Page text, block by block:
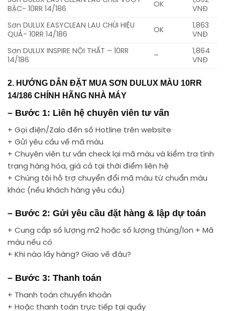
BẬC- 10RR 14/186
OK
VNĐ
Sơn DULUX EASYCLEAN LAU CHÙI HIỆU
QUẢ- 10RR 14/186
OK
1,863
VNĐ
Sơn DULUX INSPIRE NỘI THẤT – 10RR
14/186
–
1,864
VNĐ
2. HƯỚNG DẪN ĐẶT MUA SƠN DULUX MÀU 10RR
14/186 CHÍNH HÃNG NHÀ MÁY
– Bước 1: Liên hệ chuyên viên tư vấn
+ Gọi điện/Zalo đến số Hotline trên website
+ Gửi yêu cầu về mã màu
+ Chuyên viên tư vấn check lại mã màu và kiểm tra tình
trạng hàng hóa, giá cả tại thời điểm liên hệ
+ Chúng tôi hỗ trợ chuyển đổi mã màu từ chuẩn màu
khác (nếu khách hàng yêu cầu)
– Bước 2: Gửi yêu cầu đặt hàng & lập dự toán
+ Cung cấp số lượng m2 hoặc số lượng thùng/lon + Mã
màu nếu có
+ Khi nào lấy hàng? Giao về đâu?
– Bước 3: Thanh toán
+ Thanh toán chuyển khoản
+ Hoặc thanh toán trực tiếp tại quầy